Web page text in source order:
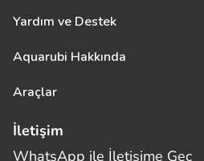
Yardım ve Destek
Aquarubi Hakkında
Araçlar
İletişim
WhatsApp ile İletişime Geç